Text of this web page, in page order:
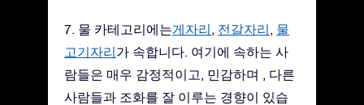
7. 물 카테고리에는게자리, 전갈자리, 물
고기자리가 속합니다. 여기에 속하는 사
람들은 매우 감정적이고, 민감하며 , 다른
사람들과 조화를 잘 이루는 경향이 있습